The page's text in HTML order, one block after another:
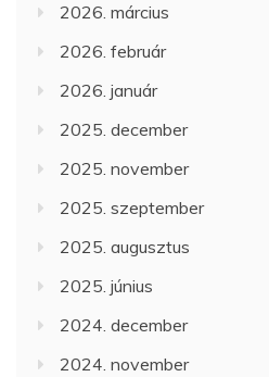
2026. március
2026. február
2026. január
2025. december
2025. november
2025. szeptember
2025. augusztus
2025. június
2024. december
2024. november